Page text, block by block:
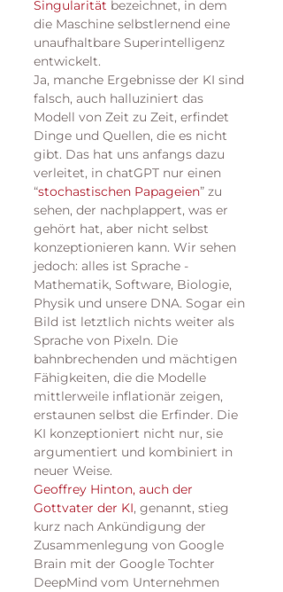
Singularität bezeichnet, in dem
die Maschine selbstlernend eine
unaufhaltbare Superintelligenz
entwickelt.
Ja, manche Ergebnisse der KI sind
falsch, auch halluziniert das
Modell von Zeit zu Zeit, erfindet
Dinge und Quellen, die es nicht
gibt. Das hat uns anfangs dazu
verleitet, in chatGPT nur einen
“stochastischen Papageien” zu
sehen, der nachplappert, was er
gehört hat, aber nicht selbst
konzeptionieren kann. Wir sehen
jedoch: alles ist Sprache -
Mathematik, Software, Biologie,
Physik und unsere DNA. Sogar ein
Bild ist letztlich nichts weiter als
Sprache von Pixeln. Die
bahnbrechenden und mächtigen
Fähigkeiten, die die Modelle
mittlerweile inflationär zeigen,
erstaunen selbst die Erfinder. Die
KI konzeptioniert nicht nur, sie
argumentiert und kombiniert in
neuer Weise.
Geoffrey Hinton, auch der
Gottvater der KI, genannt, stieg
kurz nach Ankündigung der
Zusammenlegung von Google
Brain mit der Google Tochter
DeepMind vom Unternehmen